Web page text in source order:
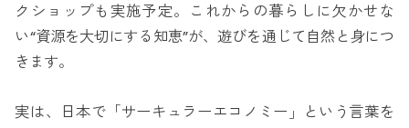
クショップも実施予定。これからの暮らしに欠かせな
い“資源を大切にする知恵”が、遊びを通じて自然と身につ
きます。
実は、日本で「サーキュラーエコノミー」という言葉を